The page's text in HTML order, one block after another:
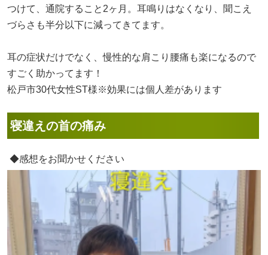
つけて、通院すること2ヶ月。耳鳴りはなくなり、聞こえ
づらさも半分以下に減ってきてます。
耳の症状だけでなく、慢性的な肩こり腰痛も楽になるので
すごく助かってます！
松戸市30代女性ST様※効果には個人差があります
寝違えの首の痛み
◆感想をお聞かせください